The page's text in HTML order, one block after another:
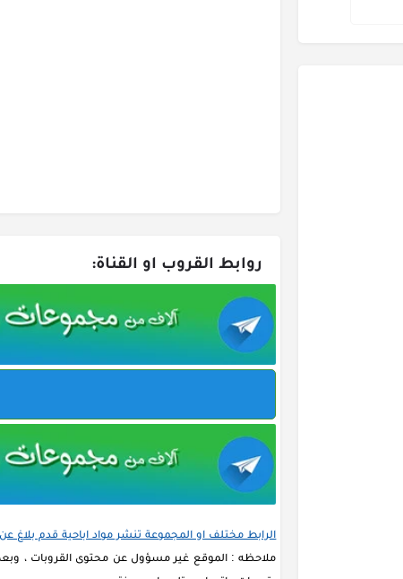
روابط القروب او القناة:
الرابط مختلف او المجموعة تنشر مواد اباحية قدم بلاغ
ملاحظه : الموقع غير مسؤول عن محتوى القروبات ،